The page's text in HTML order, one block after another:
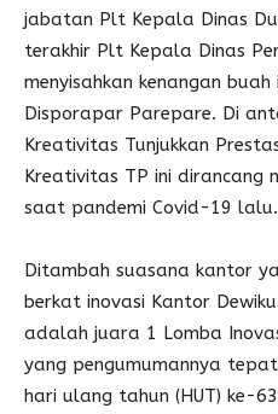
jabatan Plt Kepala Dinas
terakhir Plt Kepala Dinas
menyisahkan kenangan
Disporapar Parepare. Di
Kreativitas Tunjukkan
Kreativitas TP ini dirancang
saat pandemi Covid-19 lalu.
Ditambah suasana kantor
berkat inovasi Kantor
adalah juara 1 Lomba
yang pengumumannya
hari ulang tahun (HUT) ke-